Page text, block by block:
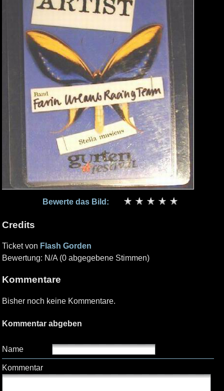
Bewerte das Bild:
Credits
Ticket von Flash Gorden
Bewertung: N/A (0 abgegebene Stimmen)
Kommentare
Bisher noch keine Kommentare.
Kommentar abgeben
Name
Kommentar